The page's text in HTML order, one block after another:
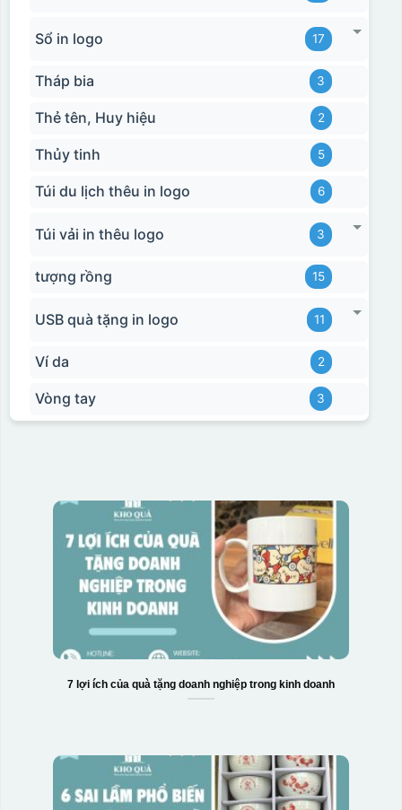
Sổ in logo 17
Tháp bia 3
Thẻ tên, Huy hiệu 2
Thủy tinh 5
Túi du lịch thêu in logo 6
Túi vải in thêu logo 3
tượng rồng 15
USB quà tặng in logo 11
Ví da 2
Vòng tay 3
7 lợi ích của quà tặng doanh nghiệp trong kinh doanh